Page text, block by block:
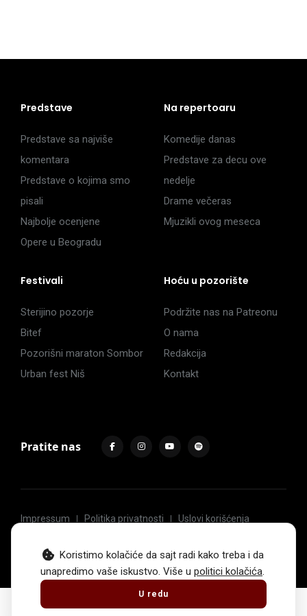
Koristimo kolačiće da sajt radi kako treba i da
unapredimo vaše iskustvo. Više u politici kolačića.
U redu
Predstave
Predstave sa najviše
komentara
Predstave o kojima smo
pisali
Najbolje ocenjene
Opere u Beogradu
Na repertoaru
Komedije danas
Predstave za decu ove
nedelje
Drame večeras
Mjuzikli ovog meseca
Festivali
Sterijino pozorje
Bitef
Pozorišni maraton Sombor
Urban fest Niš
Hoću u pozorište
Podržite nas na Patreonu
O nama
Redakcija
Kontakt
Pratite nas
Impressum Politika privatnosti
Uslovi korišćenja